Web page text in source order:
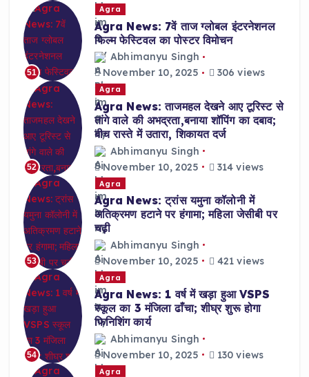
51
Agra
Agra News: 7वें ताज ग्लोबल इंटरनेशनल
फिल्म फेस्टिवल का पोस्टर विमोचन
Abhimanyu Singh
November 10, 2025
306 views
52
Agra
Agra News: ताजमहल देखने आए टूरिस्ट से
तांगे वाले की अभद्रता,बनाया शॉपिंग का दबाव;
बीच रास्ते में उतारा, शिकायत दर्ज
Abhimanyu Singh
November 10, 2025
314 views
53
Agra
Agra News: ट्रांस यमुना कॉलोनी में
अतिक्रमण हटाने पर हंगामा; महिला जेसीबी पर
चढ़ी
Abhimanyu Singh
November 10, 2025
421 views
54
Agra
Agra News: 1 वर्ष में खड़ा हुआ VSPS
स्कूल का 3 मंजिला ढाँचा; शीघ्र शुरू होगा
फिनिशिंग कार्य
Abhimanyu Singh
November 10, 2025
130 views
Agra